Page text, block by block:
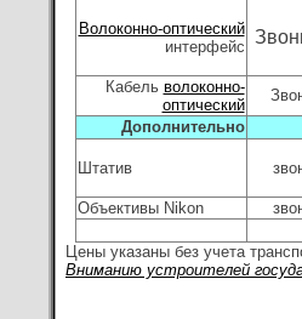
Волоконно-оптический
интерфейс
Кабель волоконно-
оптический
Дополнительно
Штатив
Объективы Nikon
Цены указаны без учета
Вниманию устроителей